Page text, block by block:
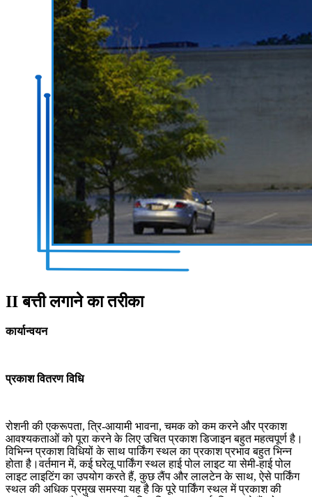
II बत्ती लगाने का तरीका
कार्यान्वयन
प्रकाश वितरण विधि
रोशनी की एकरूपता, त्रि-आयामी भावना, चमक को कम करने और प्रकाश
आवश्यकताओं को पूरा करने के लिए उचित प्रकाश डिजाइन बहुत महत्वपूर्ण है।
विभिन्न प्रकाश विधियों के साथ पार्किंग स्थल का प्रकाश प्रभाव बहुत भिन्न
होता है।वर्तमान में, कई घरेलू पार्किंग स्थल हाई पोल लाइट या सेमी-हाई पोल
लाइट लाइटिंग का उपयोग करते हैं, कुछ लैंप और लालटेन के साथ, ऐसे पार्किंग
स्थल की अधिक प्रमुख समस्या यह है कि पूरे पार्किंग स्थल में प्रकाश की